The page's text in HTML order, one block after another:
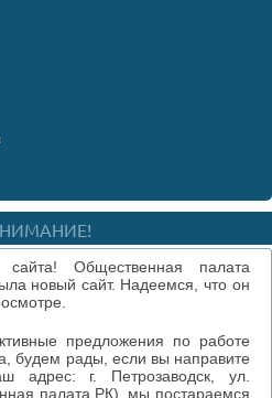
сайта! Общественная палата
новый сайт. Надеемся, что он
предложения по работе
будем рады, если вы направите
адрес: г. Петрозаводск, ул.
палата РК), мы постараемся